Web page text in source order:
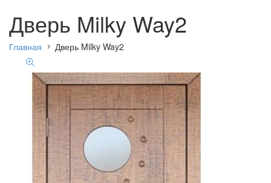
Дверь Milky Way2
Главная Дверь Milky Way2